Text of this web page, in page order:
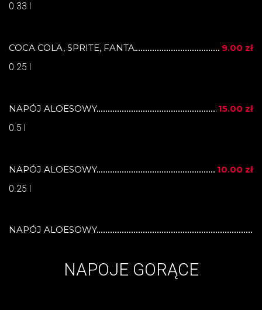
0.33 l
COCA COLA, SPRITE, FANTA
9.00 zł
0.25 l
NAPÓJ ALOESOWY
15.00 zł
0.5 l
NAPÓJ ALOESOWY
10.00 zł
0.25 l
NAPÓJ ALOESOWY
NAPOJE GORĄCE